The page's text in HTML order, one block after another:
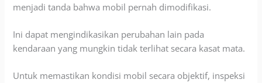
menjadi tanda bahwa mobil pernah dimodifikasi.
Ini dapat mengindikasikan perubahan lain pada
kendaraan yang mungkin tidak terlihat secara kasat mata.
Untuk memastikan kondisi mobil secara objektif, inspeksi